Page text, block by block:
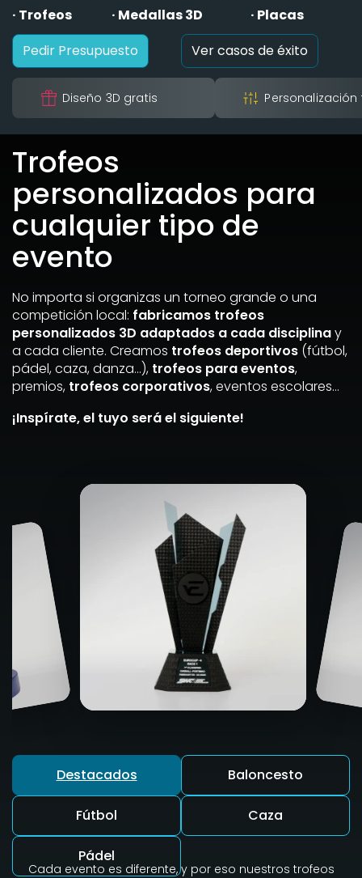
· Trofeos
· Medallas 3D
· Placas
Pedir Presupuesto
Ver casos de éxito
Diseño 3D gratis
Trofeos
personalizados para
cualquier tipo de
evento
No importa si organizas un torneo grande o una
competición local: fabricamos trofeos
personalizados 3D adaptados a cada disciplinay
a cada cliente. Creamos trofeos deportivos (fútbol,
pádel, caza, danza…), trofeos para eventos,
premios, trofeos corporativos, eventos escolares…
¡Inspírate, el tuyo será el siguiente!
Destacados Baloncesto
Fútbol Caza
Pádel
Cada evento es diferente, y por eso nuestros trofeos